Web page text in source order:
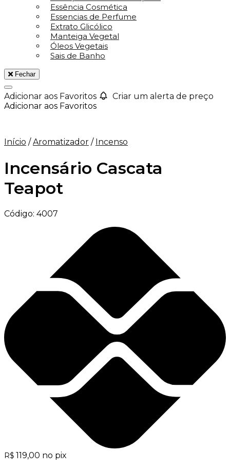
Essência Cosmética
Essencias de Perfume
Extrato Glicólico
Manteiga Vegetal
Óleos Vegetais
Sais de Banho
Fechar
Adicionar aos Favoritos
Criar um alerta de preço
Adicionar aos Favoritos
Início / Aromatizador / Incenso
Incensário Cascata
Teapot
Código: 4007
R$ 119,00 no pix